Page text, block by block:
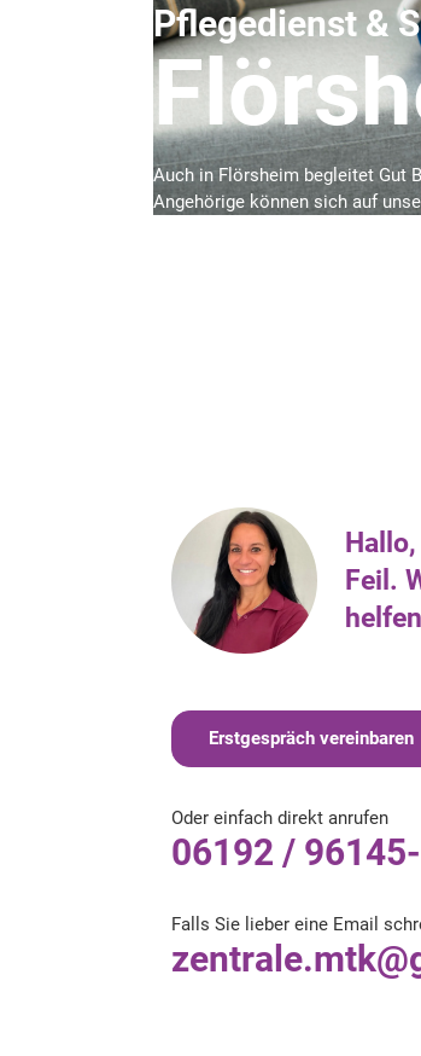
Pflegedienst &
Auch in Flörsheim begleitet Gut
Angehörige können sich auf
Feil.
Erstgespräch vereinbaren
Oder einfach direkt anrufen
06192 /
Falls Sie lieber eine Email